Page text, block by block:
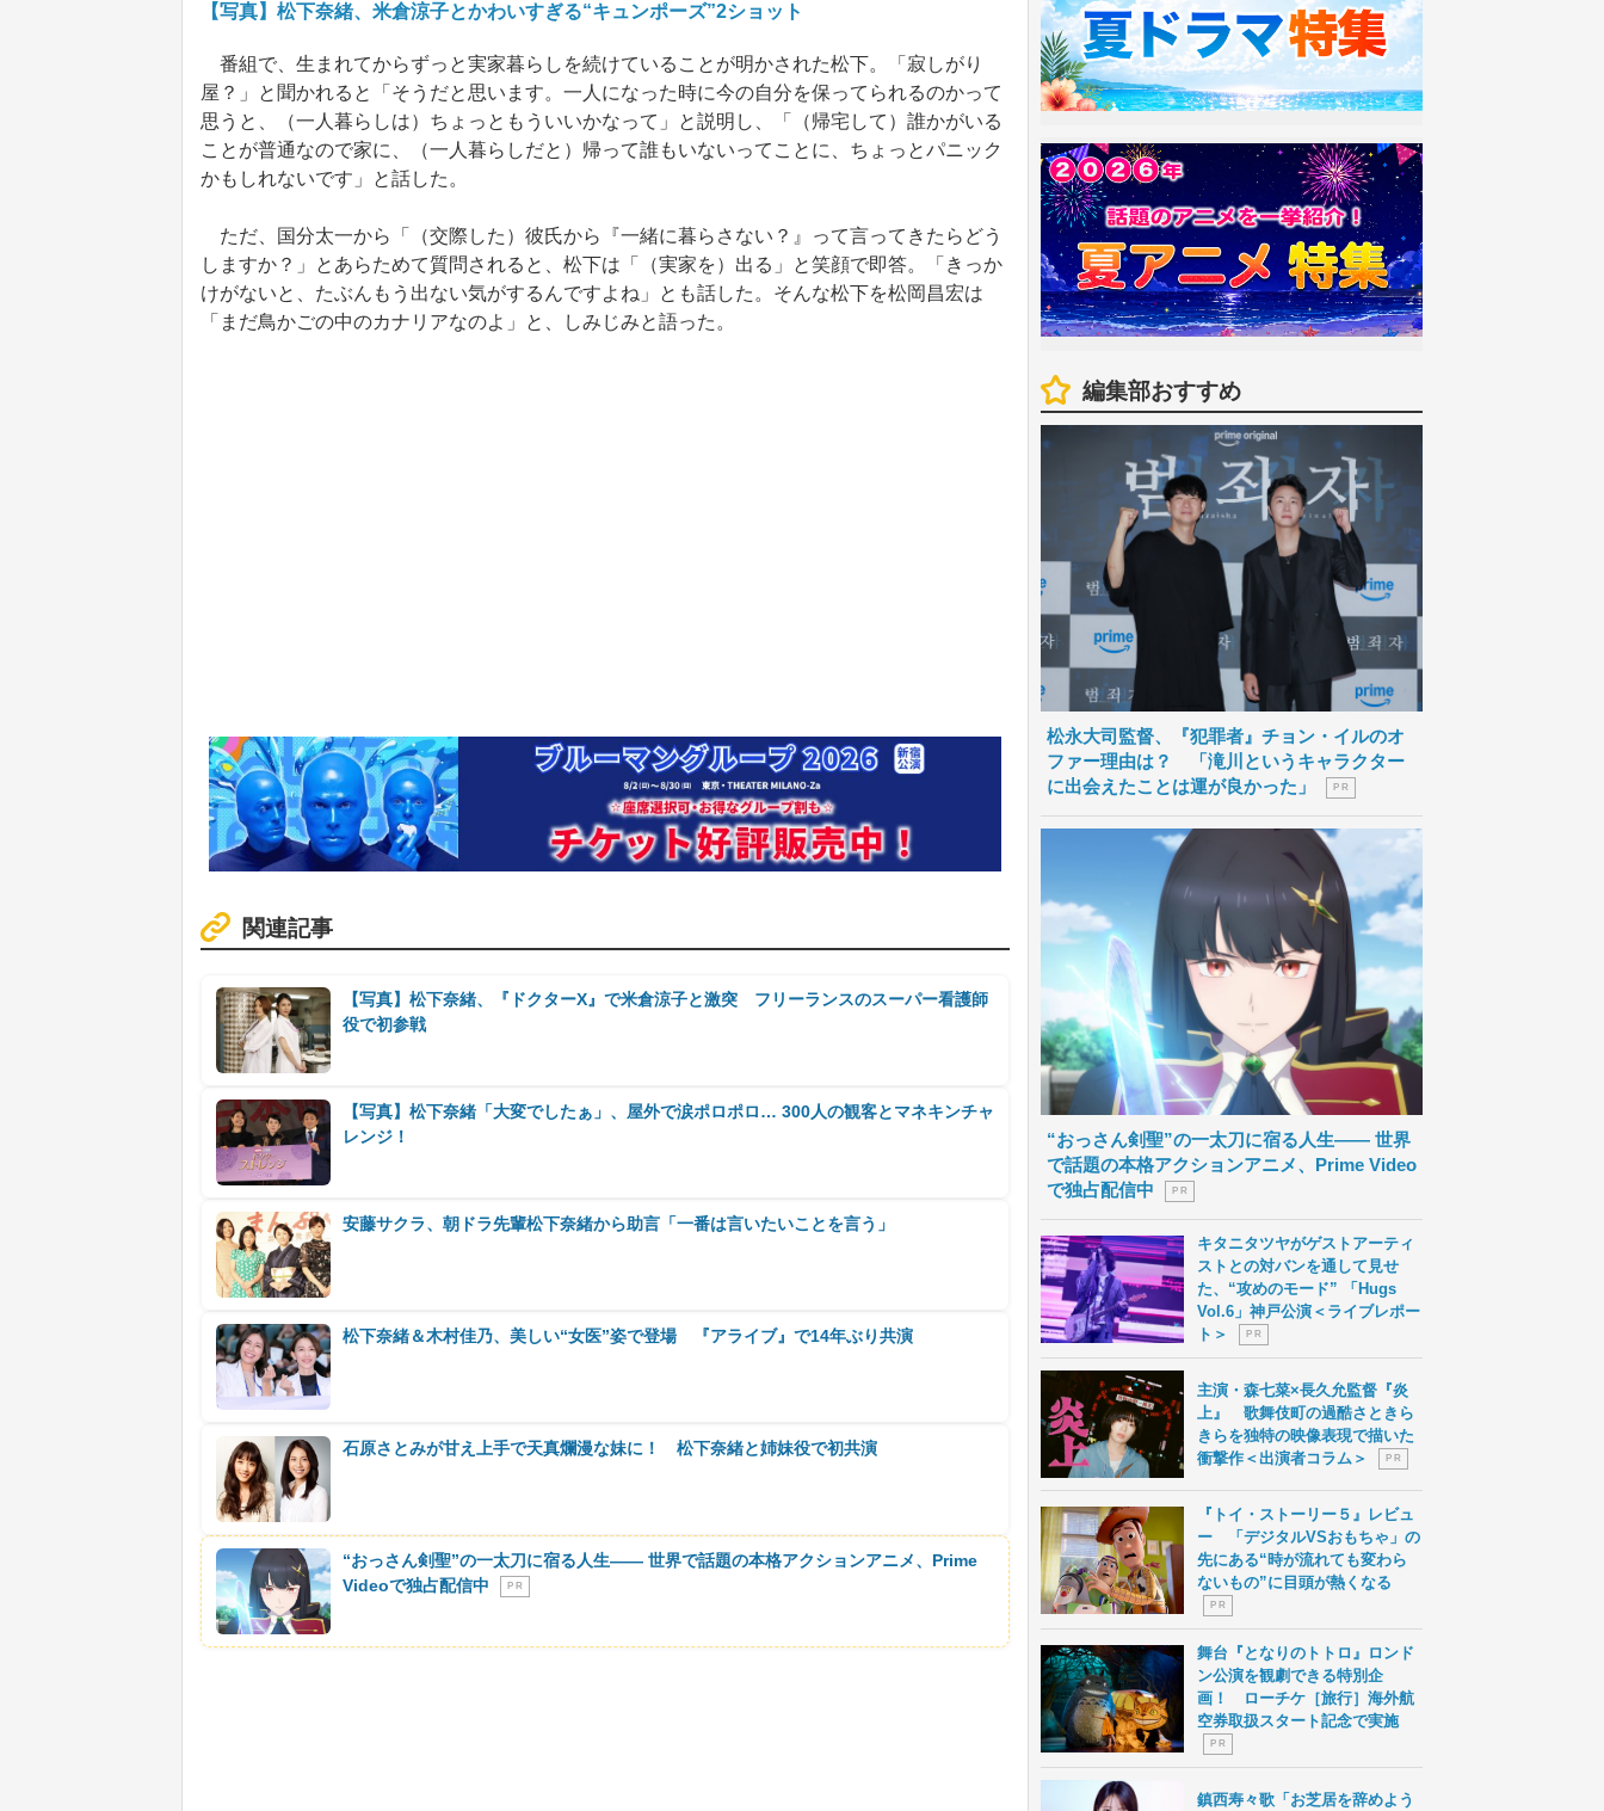
【写真】松下奈緒、米倉涼子とかわいすぎる“キュンポーズ”2ショット
番組で、生まれてからずっと実家暮らしを続けていることが明かされた松下。「寂しがり
屋？」と聞かれると「そうだと思います。一人になった時に今の自分を保ってられるのかって
思うと、（一人暮らしは）ちょっともういいかなって」と説明し、「（帰宅して）誰かがいる
ことが普通なので家に、（一人暮らしだと）帰って誰もいないってことに、ちょっとパニック
かもしれないです」と話した。
ただ、国分太一から「（交際した）彼氏から『一緒に暮らさない？』って言ってきたらどう
しますか？」とあらためて質問されると、松下は「（実家を）出る」と笑顔で即答。「きっか
けがないと、たぶんもう出ない気がするんですよね」とも話した。そんな松下を松岡昌宏は
「まだ鳥かごの中のカナリアなのよ」と、しみじみと語った。
関連記事
【写真】松下奈緒、『ドクターX』で米倉涼子と激突 フリーランスのスーパー看護師
役で初参戦
【写真】松下奈緒「大変でしたぁ」、屋外で涙ポロポロ… 300人の観客とマネキンチャ
レンジ！
安藤サクラ、朝ドラ先輩松下奈緒から助言「一番は言いたいことを言う」
松下奈緒＆木村佳乃、美しい“女医”姿で登場 『アライブ』で14年ぶり共演
石原さとみが甘え上手で天真爛漫な妹に！ 松下奈緒と姉妹役で初共演
“おっさん剣聖”の一太刀に宿る人生―― 世界で話題の本格アクションアニメ、Prime
Videoで独占配信中
P R
編集部おすすめ
松永大司監督、『犯罪者』チョン・イルのオ
ファー理由は？ 「滝川というキャラクター
に出会えたことは運が良かった」
P R
“おっさん剣聖”の一太刀に宿る人生―― 世界
で話題の本格アクションアニメ、Prime Video
で独占配信中
P R
キタニタツヤがゲストアーティ
ストとの対バンを通して見せ
た、“攻めのモード” 「Hugs
Vol.6」神戸公演＜ライブレポー
ト＞
P R
主演・森七菜×長久允監督『炎
上』 歌舞伎町の過酷さときら
きらを独特の映像表現で描いた
衝撃作＜出演者コラム＞
P R
『トイ・ストーリー５』レビュ
ー 「デジタルVSおもちゃ」の
先にある“時が流れても変わら
ないもの”に目頭が熱くなる
P R
舞台『となりのトトロ』ロンド
ン公演を観劇できる特別企
画！ ローチケ［旅行］海外航
空券取扱スタート記念で実施
P R
鎮西寿々歌「お芝居を辞めよう